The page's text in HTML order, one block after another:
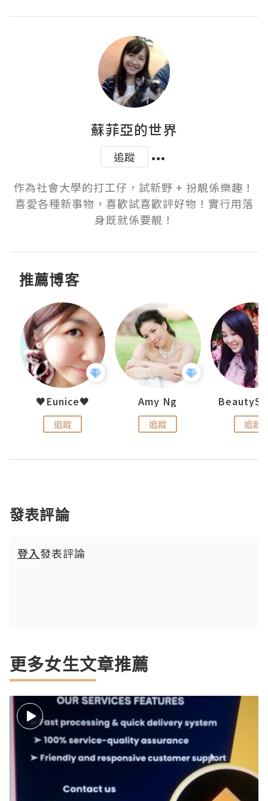
蘇菲亞的世界
追蹤
作為社會大學的打工仔，試新野 + 扮靚係樂趣！
喜愛各種新事物，喜歡試喜歡評好物！實行用落
身既就係要靚！
推薦博客
♥Eunice♥
追蹤
Amy Ng
追蹤 追蹤
發表評論
登入發表評論
更多女生文章推薦